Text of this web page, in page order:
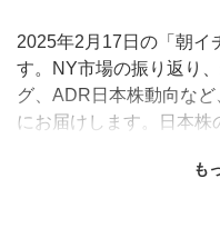
2025年2月17日の「朝イ
す。NY市場の振り返り
グ、ADR日本株動向な
にお届けします。日本